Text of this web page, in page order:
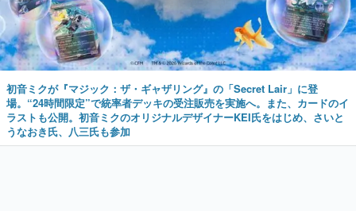
初音ミクが『マジック：ザ・ギャザリング』の「Secret Lair」に登
場。“24時間限定”で統率者デッキの受注販売を実施へ。また、カードのイ
ラストも公開。初音ミクのオリジナルデザイナーKEI氏をはじめ、さいと
うなおき氏、八三氏も参加